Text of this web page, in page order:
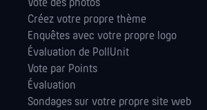
Vote des photos
Créez votre propre thème
Enquêtes avec votre propre logo
Évaluation de PollUnit
Vote par Points
Évaluation
Sondages sur votre propre site web